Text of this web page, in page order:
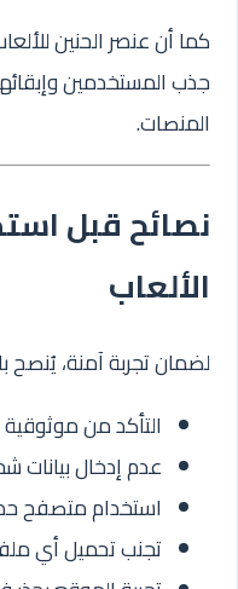
كما أن عنصر الحنين
جذب المستخدمين
المنصات.
نصائح قبل
الألعاب
لضمان تجربة آمنة، يُنصح
التأكد من
عدم إدخال بيانات
استخدام متصفح
تجنب تحميل أي